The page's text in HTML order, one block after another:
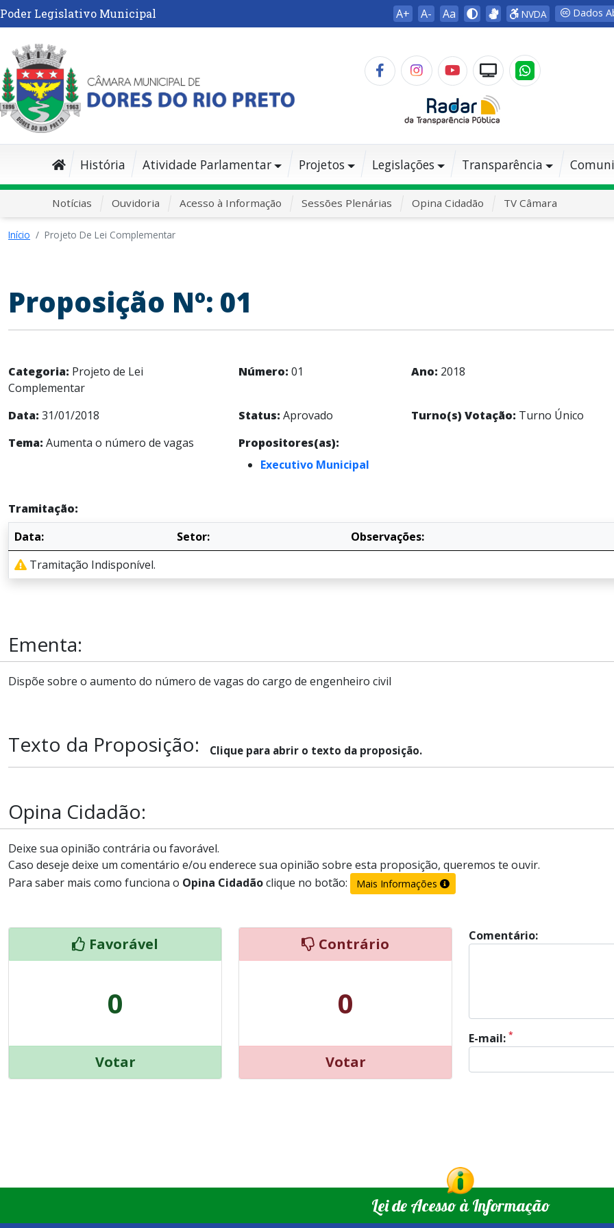
Poder Legislativo Municipal A+ A- Aa NVDA Dados
História Atividade Parlamentar Projetos Legislações Transparência
Notícias Ouvidoria Acesso à Informação Sessões Plenárias Opina Cidadão TV Câmara
Início Projeto De Lei Complementar
Proposição Nº: 01
Categoria: Projeto de Lei
Complementar
Número: 01 Ano: 2018
Data: 31/01/2018 Status: Aprovado Turno(s) Votação: Turno Único
Tema: Aumenta o número de vagas
Propositores(as):
Executivo Municipal
Tramitação:
Data:
Setor:
Observações:
Tramitação Indisponível.
Ementa:
Dispõe sobre o aumento do número de vagas do cargo de engenheiro civil
Texto da Proposição: Clique para abrir o texto da proposição.
Opina Cidadão:
Deixe sua opinião contrária ou favorável.
Caso deseje deixe um comentário e/ou enderece sua opinião sobre esta proposição, queremos te ouvir.
Para saber mais como funciona o Opina Cidadãoclique no botão: Mais Informações
Favorável
0
Votar
Contrário
0
Votar
Comentário:
E-mail: *
Lei de Acesso à Informação